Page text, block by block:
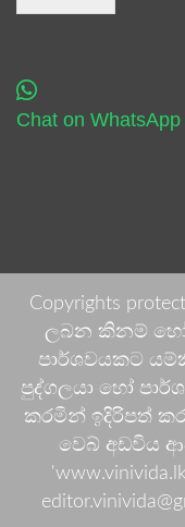
Chat on
Copyrights
ලබන කිනම් හෝ
පාර්ශවයකට
පුද්ගලයා හෝ
කරමින් ඉදිරිපත්
වෙබ් අඩවිය